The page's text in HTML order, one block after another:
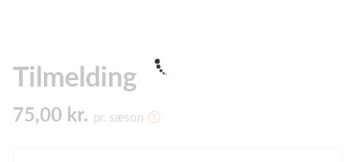
Tilmelding
75,00 kr. pr. sæson